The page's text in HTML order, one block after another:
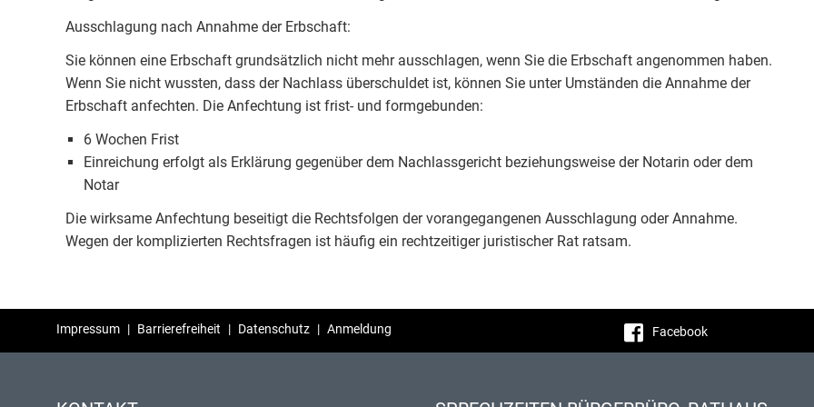
Ausschlagung nach Annahme der Erbschaft:
Sie können eine Erbschaft grundsätzlich nicht mehr ausschlagen, wenn Sie die Erbschaft angenommen haben.
Wenn Sie nicht wussten, dass der Nachlass überschuldet ist, können Sie unter Umständen die Annahme der
Erbschaft anfechten. Die Anfechtung ist frist- und formgebunden:
6 Wochen Frist
Einreichung erfolgt als Erklärung gegenüber dem Nachlassgericht beziehungsweise der Notarin oder dem
Notar
Die wirksame Anfechtung beseitigt die Rechtsfolgen der vorangegangenen Ausschlagung oder Annahme.
Wegen der komplizierten Rechtsfragen ist häufig ein rechtzeitiger juristischer Rat ratsam.
Impressum | Barrierefreiheit | Datenschutz | Anmeldung Facebook